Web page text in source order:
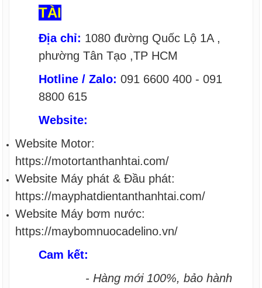
TÀI
Địa chỉ: 1080 đường Quốc Lộ 1A ,
phường Tân Tạo ,TP HCM
Hotline / Zalo: 091 6600 400 - 091
8800 615
Website:
Website Motor:
https://motortanthanhtai.com/
Website Máy phát & Đầu phát:
https://mayphatdientanthanhtai.com/
Website Máy bơm nước:
https://maybomnuocadelino.vn/
Cam kết:
- Hàng mới 100%, bảo hành